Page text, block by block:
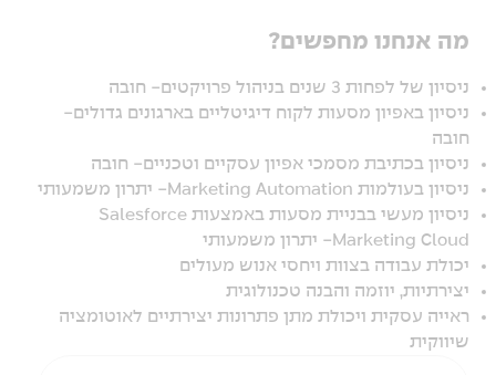
מה אנחנו מחפשים?
ניסיון של לפחות 3 שנים בניהול פרויקטים- חובה
ניסיון באפיון מסעות לקוח דיגיטליים בארגונים גדולים-
חובה
ניסיון בכתיבת מסמכי אפיון עסקיים וטכניים- חובה
ניסיון בעולמות Marketing Automation- יתרון משמעותי
ניסיון מעשי בבניית מסעות באמצעות Salesforce
Marketing Cloud- יתרון משמעותי
יכולת עבודה בצוות ויחסי אנוש מעולים
יצירתיות, יוזמה והבנה טכנולוגית
ראייה עסקית ויכולת מתן פתרונות יצירתיים לאוטומציה
שיווקית